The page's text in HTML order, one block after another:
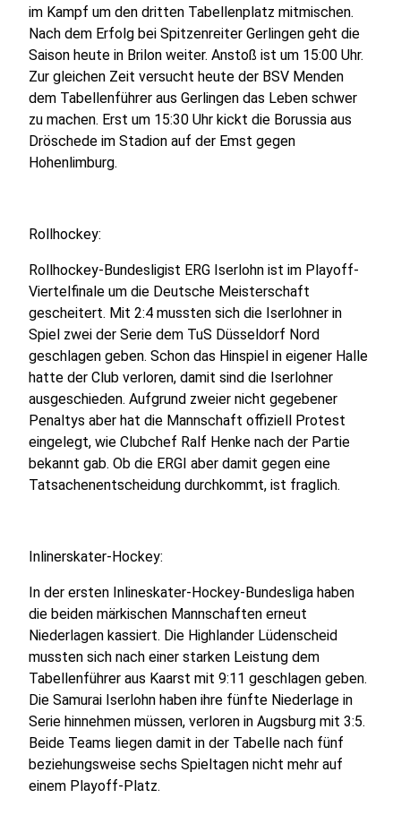
im Kampf um den dritten Tabellenplatz mitmischen.
Nach dem Erfolg bei Spitzenreiter Gerlingen geht die
Saison heute in Brilon weiter. Anstoß ist um 15:00 Uhr.
Zur gleichen Zeit versucht heute der BSV Menden
dem Tabellenführer aus Gerlingen das Leben schwer
zu machen. Erst um 15:30 Uhr kickt die Borussia aus
Dröschede im Stadion auf der Emst gegen
Hohenlimburg.
Rollhockey:
Rollhockey-Bundesligist ERG Iserlohn ist im Playoff-
Viertelfinale um die Deutsche Meisterschaft
gescheitert. Mit 2:4 mussten sich die Iserlohner in
Spiel zwei der Serie dem TuS Düsseldorf Nord
geschlagen geben. Schon das Hinspiel in eigener Halle
hatte der Club verloren, damit sind die Iserlohner
ausgeschieden. Aufgrund zweier nicht gegebener
Penaltys aber hat die Mannschaft offiziell Protest
eingelegt, wie Clubchef Ralf Henke nach der Partie
bekannt gab. Ob die ERGI aber damit gegen eine
Tatsachenentscheidung durchkommt, ist fraglich.
Inlinerskater-Hockey:
In der ersten Inlineskater-Hockey-Bundesliga haben
die beiden märkischen Mannschaften erneut
Niederlagen kassiert. Die Highlander Lüdenscheid
mussten sich nach einer starken Leistung dem
Tabellenführer aus Kaarst mit 9:11 geschlagen geben.
Die Samurai Iserlohn haben ihre fünfte Niederlage in
Serie hinnehmen müssen, verloren in Augsburg mit 3:5.
Beide Teams liegen damit in der Tabelle nach fünf
beziehungsweise sechs Spieltagen nicht mehr auf
einem Playoff-Platz.